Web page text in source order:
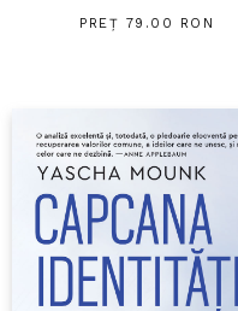
PREȚ 79.00 RON